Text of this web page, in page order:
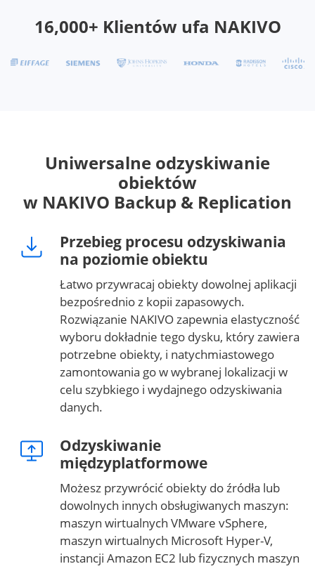
16,000+ Klientów ufa NAKIVO
Uniwersalne odzyskiwanie
obiektów
w NAKIVO Backup & Replication
Przebieg procesu odzyskiwania
na poziomie obiektu
Łatwo przywracaj obiekty dowolnej aplikacji
bezpośrednio z kopii zapasowych.
Rozwiązanie NAKIVO zapewnia elastyczność
wyboru dokładnie tego dysku, który zawiera
potrzebne obiekty, i natychmiastowego
zamontowania go w wybranej lokalizacji w
celu szybkiego i wydajnego odzyskiwania
danych.
Odzyskiwanie
międzyplatformowe
Możesz przywrócić obiekty do źródła lub
dowolnych innych obsługiwanych maszyn:
maszyn wirtualnych VMware vSphere,
maszyn wirtualnych Microsoft Hyper-V,
instancji Amazon EC2 lub fizycznych maszyn